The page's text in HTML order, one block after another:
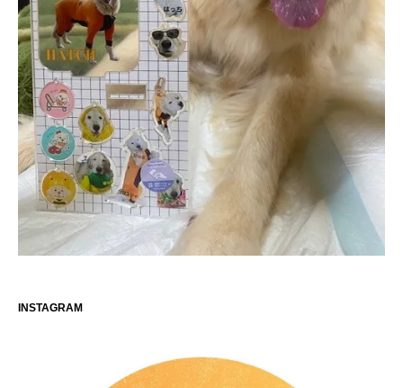
INSTAGRAM